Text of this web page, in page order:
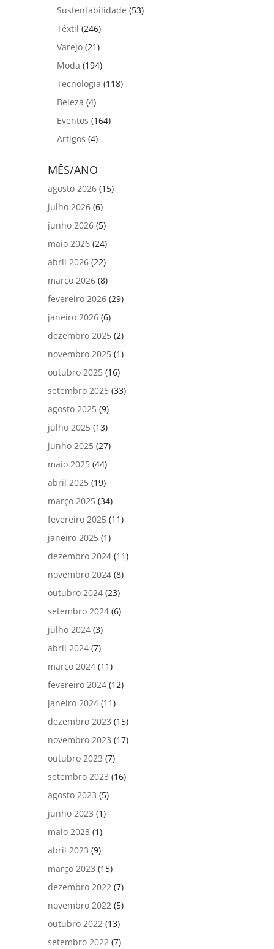
Sustentabilidade (53)
Têxtil (246)
Varejo (21)
Moda (194)
Tecnologia (118)
Beleza (4)
Eventos (164)
Artigos (4)
MÊS/ANO
agosto 2026 (15)
julho 2026 (6)
junho 2026 (5)
maio 2026 (24)
abril 2026 (22)
março 2026 (8)
fevereiro 2026 (29)
janeiro 2026 (6)
dezembro 2025 (2)
novembro 2025 (1)
outubro 2025 (16)
setembro 2025 (33)
agosto 2025 (9)
julho 2025 (13)
junho 2025 (27)
maio 2025 (44)
abril 2025 (19)
março 2025 (34)
fevereiro 2025 (11)
janeiro 2025 (1)
dezembro 2024 (11)
novembro 2024 (8)
outubro 2024 (23)
setembro 2024 (6)
julho 2024 (3)
abril 2024 (7)
março 2024 (11)
fevereiro 2024 (12)
janeiro 2024 (11)
dezembro 2023 (15)
novembro 2023 (17)
outubro 2023 (7)
setembro 2023 (16)
agosto 2023 (5)
junho 2023 (1)
maio 2023 (1)
abril 2023 (9)
março 2023 (15)
dezembro 2022 (7)
novembro 2022 (5)
outubro 2022 (13)
setembro 2022 (7)